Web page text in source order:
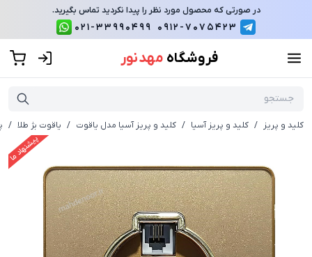
در صورتی که محصول مورد نظر را پیدا نکردید تماس بگیرید.
0912-7075423
021-33990499
فروشگاه مهد نور
کلید و پریز / کلید و پریز آسیا / کلید و پریز آسیا مدل یاقوت / یاقوت بژ طلا /
پیشنهاد ما